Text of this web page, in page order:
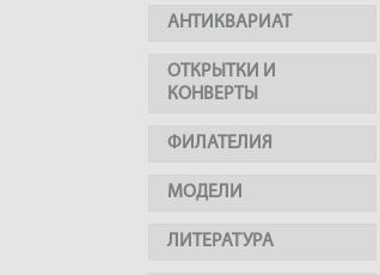
АНТИКВАРИАТ
ОТКРЫТКИ И
КОНВЕРТЫ
ФИЛАТЕЛИЯ
МОДЕЛИ
ЛИТЕРАТУРА